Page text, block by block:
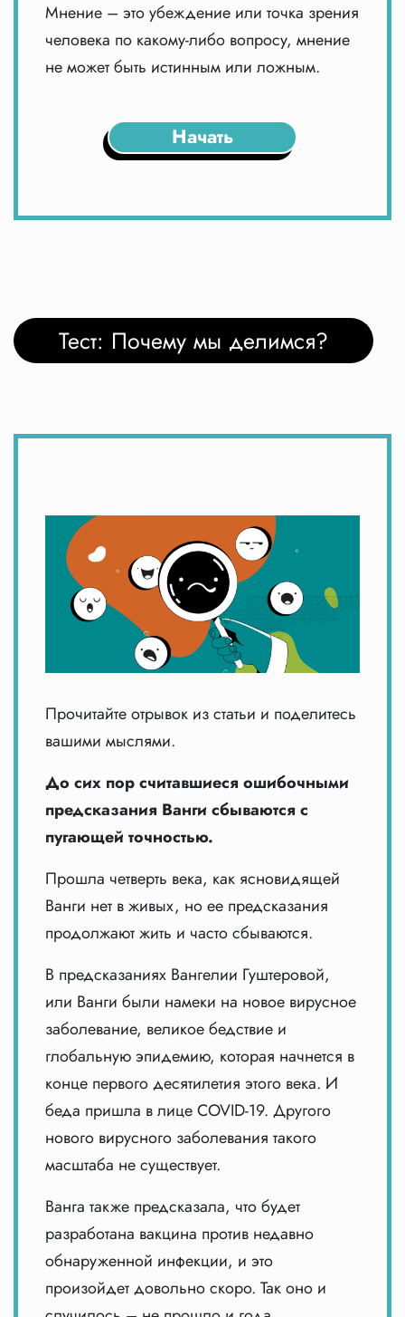
Мнение – это убеждение или точка зрения
человека по какому-либо вопросу, мнение
не может быть истинным или ложным.
Начать
Тест: Почему мы делимся?
Прочитайте отрывок из статьи и поделитесь
вашими мыслями.
До сих пор считавшиеся ошибочными
предсказания Ванги сбываются с
пугающей точностью.
Прошла четверть века, как ясновидящей
Ванги нет в живых, но ее предсказания
продолжают жить и часто сбываются.
В предсказаниях Вангелии Гуштеровой,
или Ванги были намеки на новое вирусное
заболевание, великое бедствие и
глобальную эпидемию, которая начнется в
конце первого десятилетия этого века. И
беда пришла в лице COVID-19. Другого
нового вирусного заболевания такого
масштаба не существует.
Ванга также предсказала, что будет
разработана вакцина против недавно
обнаруженной инфекции, и это
произойдет довольно скоро. Так оно и